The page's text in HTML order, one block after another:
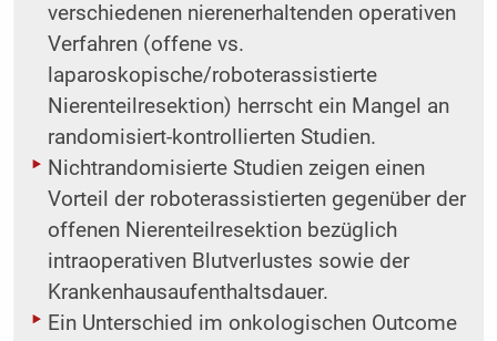
verschiedenen nierenerhaltenden operativen
Verfahren (offene vs.
laparoskopische/roboterassistierte
Nierenteilresektion) herrscht ein Mangel an
randomisiert-kontrollierten Studien.
Nichtrandomisierte Studien zeigen einen
Vorteil der roboterassistierten gegenüber der
offenen Nierenteilresektion bezüglich
intraoperativen Blutverlustes sowie der
Krankenhausaufenthaltsdauer.
Ein Unterschied im onkologischen Outcome